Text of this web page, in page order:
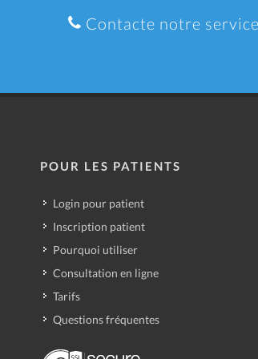
Contacte notre
POUR LES PATIENTS
Login pour patient
Inscription patient
Pourquoi utiliser
Consultation en ligne
Tarifs
Questions fréquentes